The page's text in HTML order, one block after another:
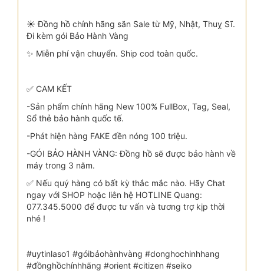
☀️ Đồng hồ chính hãng săn Sale từ Mỹ, Nhật, Thuỵ Sĩ.
Đi kèm gói Bảo Hành Vàng
✨ Miễn phí vận chuyển. Ship cod toàn quốc.
✅ CAM KẾT
-Sản phẩm chính hãng New 100% FullBox, Tag, Seal,
Sổ thẻ bảo hành quốc tế.
-Phát hiện hàng FAKE đền nóng 100 triệu.
-GÓI BẢO HÀNH VÀNG: Đồng hồ sẽ được bảo hành về
máy trong 3 năm.
✅ Nếu quý hàng có bất kỳ thắc mắc nào. Hãy Chat
ngay với SHOP hoặc liên hệ HOTLINE Quang:
077.345.5000 để được tư vấn và tương trợ kịp thời
nhé !
#uytinlaso1 #góibảohànhvàng #donghochinhhang
#đồnghồchínhhãng #orient #citizen #seiko